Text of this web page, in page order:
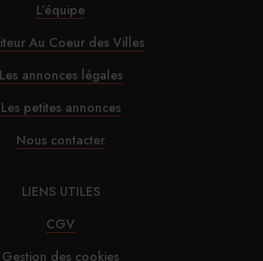
L’équipe
Au Coeur des Villes
Les annonces légales
Les petites annonces
Nous contacter
LIENS UTILES
CGV
Gestion des cookies